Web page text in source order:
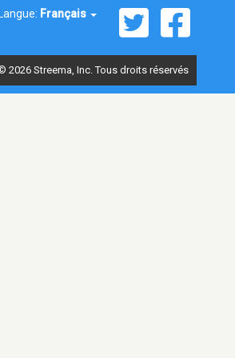
Langue: Français
2026 Streema, Inc. Tous droits réservés